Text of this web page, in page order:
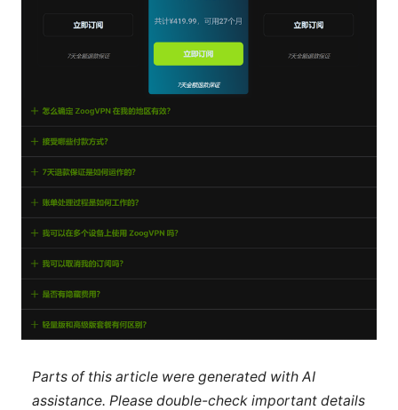
Parts of this article were generated with AI
assistance. Please double-check important details